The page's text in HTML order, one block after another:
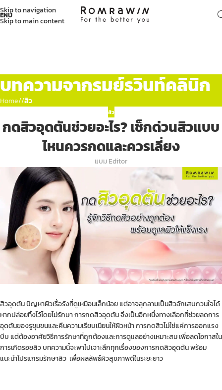
Skip to navigation
Skip to main content
บทความจากรมย์รวินท์คลินิก
Home/ สิว
สิว
กดสิวอุดตันช่วยอะไร? เช็กด่วนสิวแบบ
ไหนควรกดและควรเลี่ยง
แบม Editor
สิวอุดตัน ปัญหาผิวเรื้อรังที่ดูเหมือนเล็กน้อย แต่อาจลุกลามเป็นสิวอักเสบกวนใจได้
หากปล่อยทิ้งไว้โดยไม่รักษา การกดสิวอุดตัน จึงเป็นอีกหนึ่งทางเลือกที่ช่วยลดการ
อุดตันของรูขุมขนและคืนความเรียบเนียนให้ผิวหน้า การกดสิวไม่ใช่แค่การออกแรง
บีบ แต่ต้องอาศัยวิธีการรักษาที่ถูกต้องและการดูแลอย่างเหมาะสม เพื่อลดโอกาสใน
การเกิดรอยสิว บทความนี้จะพาไปเจาะลึกทุกเรื่องของการกดสิวอุดตัน พร้อม
แนะนำโปรแกรมรักษาสิว เพื่อผลลัพธ์ผิวสุขภาพดีในระยะยาว